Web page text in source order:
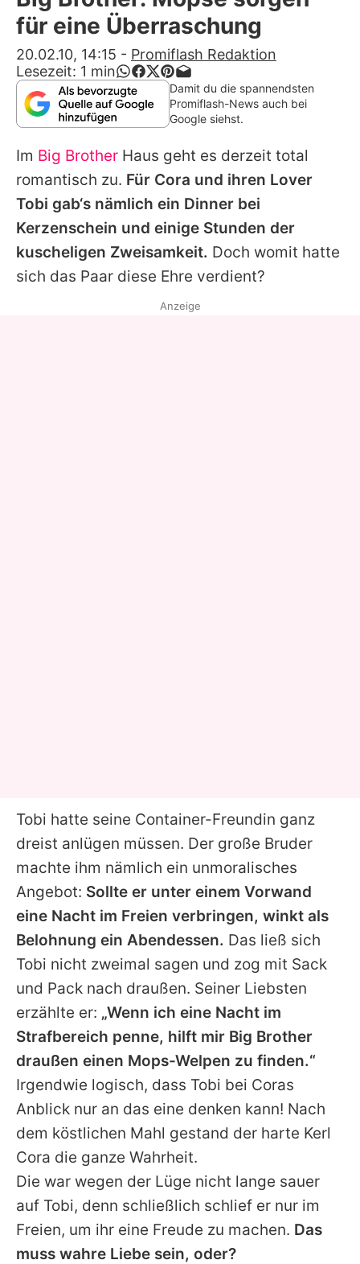
Alle Themen auf Promiflash
App runterladen
Team
Redaktionelle Richtlinien
Impressum
Nutzungsbedingungen
Utiq verwalten
für eine Überraschung
20.02.10, 14:15 - Promiflash Redaktion
Lesezeit: 1 min
Damit du die spannendsten
Promiflash-News auch bei
Google siehst.
Im Big Brother Haus geht es derzeit total
romantisch zu. Für Cora und ihren Lover
Tobi gab‘s nämlich ein Dinner bei
Kerzenschein und einige Stunden der
kuscheligen Zweisamkeit. Doch womit hatte
sich das Paar diese Ehre verdient?
Tobi hatte seine Container-Freundin ganz
dreist anlügen müssen. Der große Bruder
machte ihm nämlich ein unmoralisches
Angebot: Sollte er unter einem Vorwand
eine Nacht im Freien verbringen, winkt als
Belohnung ein Abendessen. Das ließ sich
Tobi nicht zweimal sagen und zog mit Sack
und Pack nach draußen. Seiner Liebsten
erzählte er: „Wenn ich eine Nacht im
Strafbereich penne, hilft mir Big Brother
draußen einen Mops-Welpen zu finden.“
Irgendwie logisch, dass Tobi bei Coras
Anblick nur an das eine denken kann! Nach
dem köstlichen Mahl gestand der harte Kerl
Cora die ganze Wahrheit.
Die war wegen der Lüge nicht lange sauer
auf Tobi, denn schließlich schlief er nur im
Freien, um ihr eine Freude zu machen. Das
muss wahre Liebe sein, oder?
Anzeige